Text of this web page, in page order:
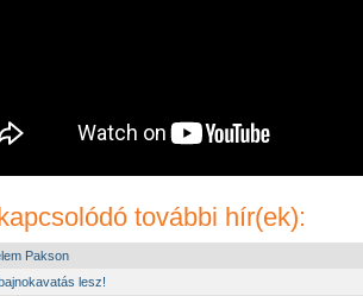
további hír(ek):
Pakson
lesz!